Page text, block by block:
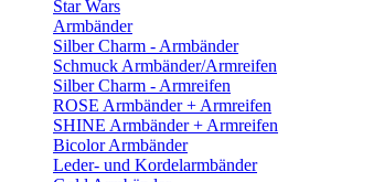
Star Wars
Armbänder
Silber Charm - Armbänder
Schmuck Armbänder/Armreifen
Silber Charm - Armreifen
ROSE Armbänder + Armreifen
SHINE Armbänder + Armreifen
Bicolor Armbänder
Leder- und Kordelarmbänder